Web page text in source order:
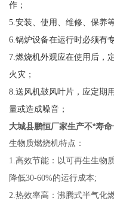
作；
5.安装、使用、维修、保养
6.锅炉设备在运行时必须有
7.燃烧机外观应在使用后，
火灾；
8.送风机鼓风叶片，应定期
量或造成噪音；
大城县鹏恒厂家生产不*寿
生物质燃烧机特点：
1.高效节能：以可再生生物
降低30-60%的运行成本;
2.热效率高：沸腾式半气化